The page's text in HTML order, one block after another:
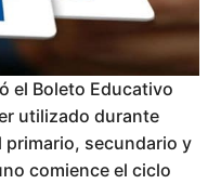
el Boleto Educativo
utilizado durante
primario, secundario y
comience el ciclo